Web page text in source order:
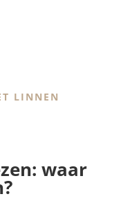
LINNEN
waar